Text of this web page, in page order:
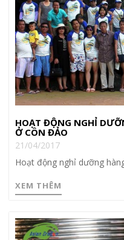
HOẠT ĐỘNG NGHỈ
Ở CÔN ĐẢO
21/04/2017
Hoạt động nghỉ dưỡng
XEM THÊM